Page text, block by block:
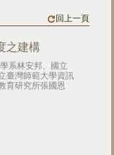
回上一頁
之建構
系林安邦、國立
臺灣師範大學資訊
育研究所張國恩